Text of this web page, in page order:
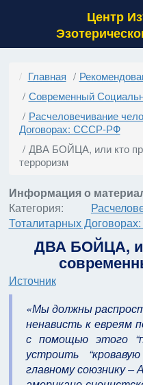
Центр
Главная
Современный
Расчеловечивание
Договорах: СССР-РФ
ДВА БОЙЦА, или кто
терроризм
Информация о
Категория:
Тоталитарных
ДВА БОЙЦА,
Источник
«Мы должны
ненависть к евреям
с помощью этого
устроить
главному союзнику –